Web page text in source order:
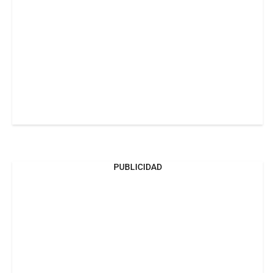
PUBLICIDAD